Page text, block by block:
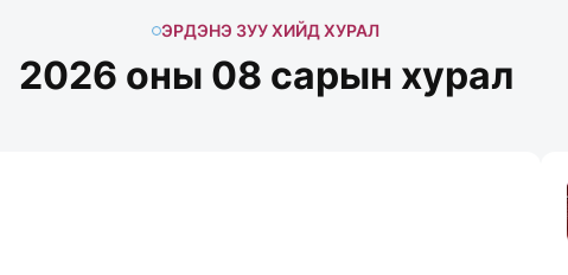
ЭРДЭНЭ ЗУУ ХИЙД ХУРАЛ
2026 оны 08 сарын хурал